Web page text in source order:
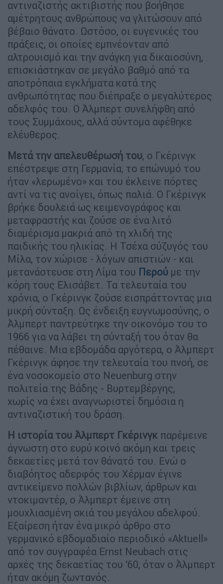
αντιναζιστής ακτιβιστής που βοήθησε
αμέτρητους ανθρώπους να γλιτώσουν από
βέβαιο θάνατο. Ωστόσο, οι ευγενικές του
πράξεις, οι οποίες εμπνέονταν από
αλτρουισμό και την ανάγκη για δικαιοσύνη,
επισκιάστηκαν σε μεγάλο βαθμό από τα
αποτρόπαια εγκλήματα κατά της
ανθρωπότητας που διέπραξε ο μεγαλύτερος
αδελφός του. Ο Άλμπερτ συνελήφθη από
τους Συμμάχους, αλλά σύντομα αφέθηκε
ελέυθερος.
Μετά την απελευθέρωσή του, ο Γκέρινγκ
επέστρεψε στη Γερμανία, το επώνυμό του
ήταν «λερωμένο» και του έκλεινε πόρτες
αντί να τις ανοίγει, όπως παλιά. Ο Γκέρινγκ
βρήκε δουλειά ως κειμενογράφος και
μεταφραστής και ζούσε σε ένα λιτό
διαμέρισμα μακριά από τη χλιδή της
παιδικής του ηλικίας. Η Τσέχα σύζυγός του
Μίλα, τον χώρισε - λόγων απιστιών - και
μετανάστευσε στη Λίμα του Περού με την
κόρη τους Ελισάβετ. Τα τελευταία του
χρόνια, ο Γκέρινγκ ζούσε εισπράττοντας μια
μικρή σύνταξη. Ως ένδειξη ευγνωμοσύνης, ο
Άλμπερτ παντρεύτηκε την οικονόμο του το
1966 για να λάβει τη σύνταξή του όταν θα
πέθαινε. Μια εβδομάδα αργότερα, ο Άλμπερτ
Γκέρινγκ άφησε την τελευταία του πνοή, σε
ένα νοσοκομείο στο Neuenburg στην
πολιτεία της Βάδης - Βυρτεμβέργης,
χωρίς να έχει αναγνωριστεί δημόσια η
αντιναζιστική του δράση.
Η ιστορία του Άλμπερτ Γκέρινγκ παρέμεινε
άγνωστη στο ευρύ κοινό ακόμη και τρεις
δεκαετίες μετά τον θάνατό του. Ενώ ο
διαβόητος αδερφός του Χέρμαν έγινε
αντικείμενο πολλών βιβλίων, άρθρων και
ντοκιμαντέρ, ο Άλμπερτ έμεινε στη
μουχλιασμένη σκιά του μεγάλου αδελφού.
Εξαίρεση ήταν ένα μικρό άρθρο στο
γερμανικό εβδομαδιαίο περιοδικό «Aktuell»
από τον συγγραφέα Ernst Neubach στις
αρχές της δεκαετίας του ‘60, όταν ο Άλμπερτ
ήταν ακόμη ζωντανός.